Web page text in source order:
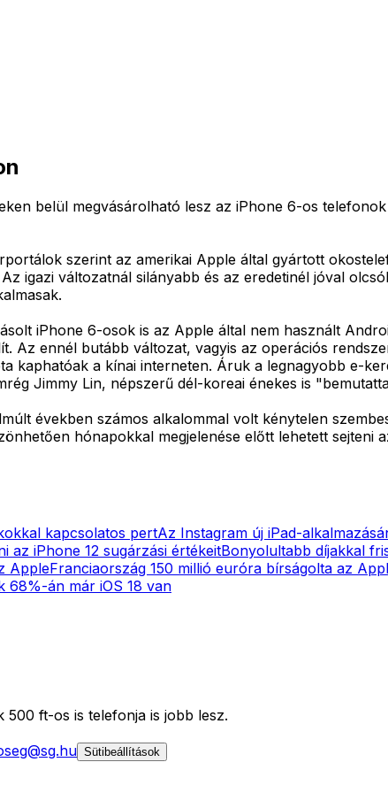
belül megvásárolható lesz az iPhone 6-os
szerint az amerikai Apple által gyártott
igazi változatnál silányabb és az eredetinél jóval
iPhone 6-osok is az Apple által nem használt
Az ennél butább változat, vagyis az operációs
kaphatóak a kínai interneten. Áruk a legnagyobb e-
Jimmy Lin, népszerű dél-koreai énekes is
években számos alkalommal volt kénytelen
hónapokkal megjelenése előtt lehetett
kapcsolatos pertAz Instagram új iPad-
az iPhone 12 sugárzási értékeitBonyolultabb díjakkal
AppleFranciaország 150 millió euróra bírságolta az
68%-án már iOS 18 van
500 ft-os is telefonja is jobb lesz.
Sütibeállítások